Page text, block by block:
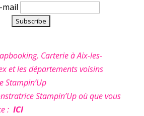
mail
Carterie à Aix-les-
et les départements voisins
Stampin’Up où que vous
: ICI